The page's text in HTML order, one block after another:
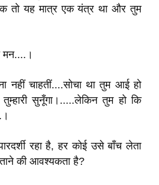
तो यह मात्र एक यंत्र था और तुम
मन....।
नहीं चाहतीं....सोचा था तुम आई हो
सुनूँगा।.....लेकिन तुम हो कि
रहा है, हर कोई उसे बाँच लेता
की आवश्यकता है?